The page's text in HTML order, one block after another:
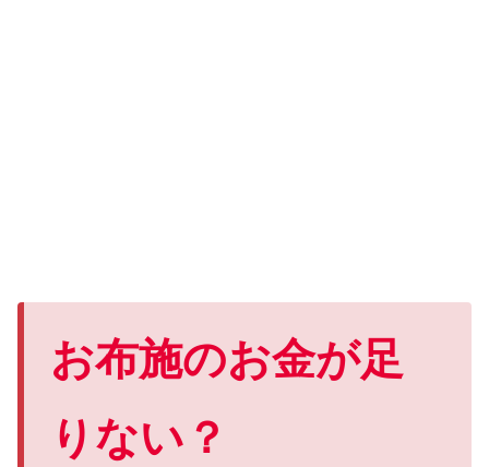
お布施のお金が足
りない？